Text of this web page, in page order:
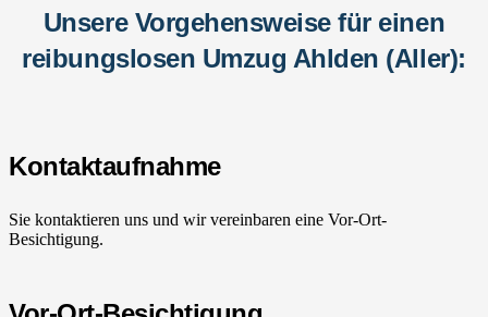
Unsere Vorgehensweise für einen
reibungslosen Umzug Ahlden (Aller):
Kontaktaufnahme
Sie kontaktieren uns und wir vereinbaren eine Vor-Ort-
Besichtigung.